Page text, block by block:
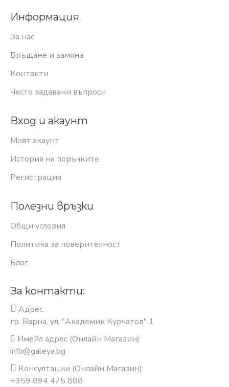
Информация
За нас
Връщане и замяна
Контакти
Често задавани въпроси
Вход и акаунт
Моят акаунт
История на поръчките
Регистрация
Полезни връзки
Общи условия
Политика за поверителност
Блог
За контакти:
Адрес:
гр. Варна, ул. "Академик Курчатов" 1
Имейл адрес (Онлайн Магазин):
info@galeya.bg
Консултации (Онлайн Магазин):
+359 894 475 888